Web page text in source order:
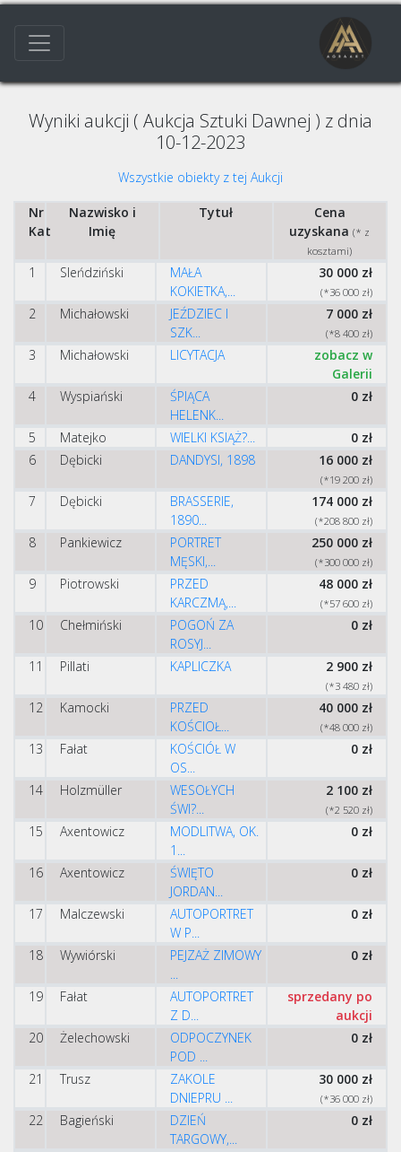
Wyniki aukcji ( Aukcja Sztuki Dawnej ) z dnia
10-12-2023
Wszystkie obiekty z tej Aukcji
Nr
Kat
Nazwisko i
Imię
Tytuł
Cena
uzyskana(* z
kosztami)
1 Sleńdziński
MAŁA
KOKIETKA,...
30 000 zł
(*36 000 zł)
2 Michałowski
JEŹDZIEC I
SZK...
7 000 zł
(*8 400 zł)
3 Michałowski LICYTACJA
zobacz w
Galerii
4
Wyspiański
ŚPIĄCA
HELENK...
0 zł
5 Matejko WIELKI KSIĄŻ?...
0 zł
6
Dębicki DANDYSI, 1898 16 000 zł
(*19 200 zł)
7 Dębicki
BRASSERIE,
1890...
174 000 zł
(*208 800 zł)
8 Pankiewicz
PORTRET
MĘSKI,...
250 000 zł
(*300 000 zł)
9 Piotrowski
PRZED
KARCZMĄ,...
48 000 zł
(*57 600 zł)
10 Chełmiński
POGOŃ ZA
ROSYJ...
0 zł
11 Pillati KAPLICZKA 2 900 zł
(*3 480 zł)
12 Kamocki
PRZED
KOŚCIOŁ...
40 000 zł
(*48 000 zł)
13 Fałat
KOŚCIÓŁ W
OS...
0 zł
14 Holzmüller
WESOŁYCH
ŚWI?...
2 100 zł
(*2 520 zł)
15 Axentowicz
MODLITWA, OK.
1...
0 zł
16 Axentowicz
ŚWIĘTO
JORDAN...
0 zł
17 Malczewski
AUTOPORTRET
W P...
0 zł
18 Wywiórski
PEJZAŻ ZIMOWY
...
0 zł
19 Fałat
AUTOPORTRET
Z D...
sprzedany po
aukcji
20
Żelechowski
ODPOCZYNEK
POD ...
0 zł
21 Trusz
ZAKOLE
DNIEPRU ...
30 000 zł
(*36 000 zł)
22 Bagieński
DZIEŃ
TARGOWY,...
0 zł